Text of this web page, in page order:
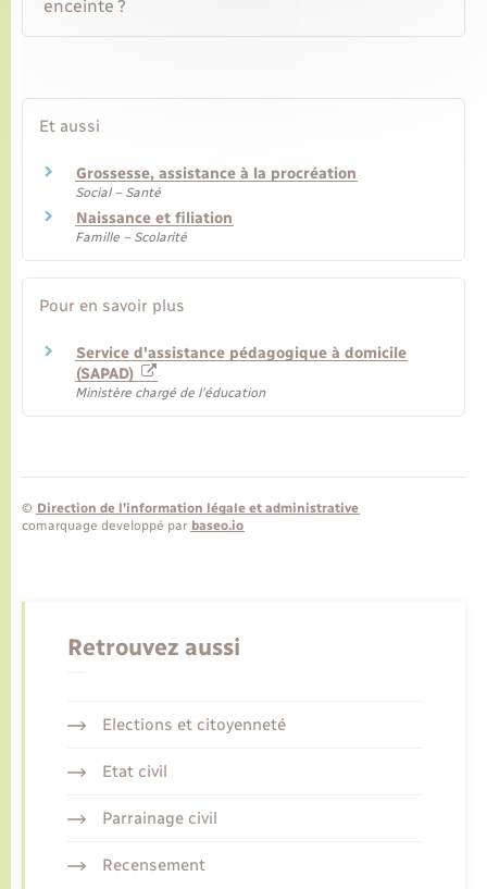
enceinte ?
Et aussi
Grossesse, assistance à la procréation
Social – Santé
Naissance et filiation
Famille – Scolarité
Pour en savoir plus
Service d'assistance pédagogique à domicile
(SAPAD)
Ministère chargé de l'éducation
© Direction de l’information légale et administrative
comarquage developpé par baseo.io
Retrouvez aussi
Elections et citoyenneté
Etat civil
Parrainage civil
Recensement